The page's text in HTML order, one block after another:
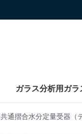
ガラス分析用ガラ
共通摺合水分定量受器（